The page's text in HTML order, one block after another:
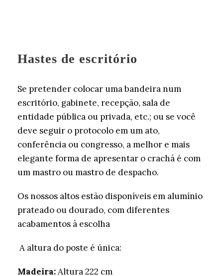
Hastes de escritório
Se pretender colocar uma bandeira num
escritório, gabinete, recepção, sala de
entidade pública ou privada, etc.; ou se você
deve seguir o protocolo em um ato,
conferência ou congresso, a melhor e mais
elegante forma de apresentar o crachá é com
um mastro ou mastro de despacho.
Os nossos altos estão disponíveis em alumínio
prateado ou dourado, com diferentes
acabamentos à escolha
A altura do poste é única:
Madeira:Altura 222 cm